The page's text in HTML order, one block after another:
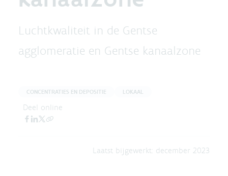
Luchtkwaliteit in de Gentse
agglomeratie en Gentse kanaalzone
CONCENTRATIES EN DEPOSITIE LOKAAL
Deel online
Laatst bijgewerkt: december 2023